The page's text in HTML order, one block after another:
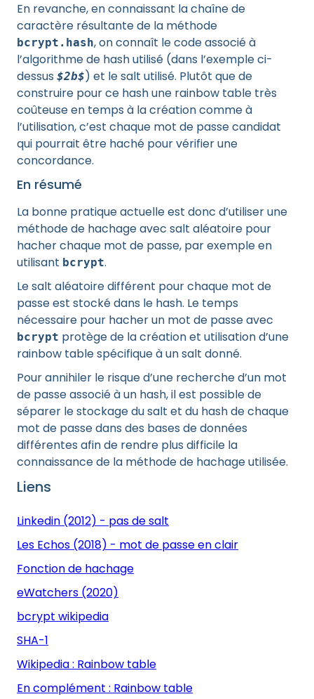
En revanche, en connaissant la chaîne de
caractère résultante de la méthode
bcrypt.hash, on connaît le code associé à
l’algorithme de hash utilisé (dans l’exemple ci-
dessus $2b$) et le salt utilisé. Plutôt que de
construire pour ce hash une rainbow table très
coûteuse en temps à la création comme à
l’utilisation, c’est chaque mot de passe candidat
qui pourrait être haché pour vérifier une
concordance.
En résumé
La bonne pratique actuelle est donc d’utiliser une
méthode de hachage avec salt aléatoire pour
hacher chaque mot de passe, par exemple en
utilisant bcrypt.
Le salt aléatoire différent pour chaque mot de
passe est stocké dans le hash. Le temps
nécessaire pour hacher un mot de passe avec
bcrypt protège de la création et utilisation d’une
rainbow table spécifique à un salt donné.
Pour annihiler le risque d’une recherche d’un mot
de passe associé à un hash, il est possible de
séparer le stockage du salt et du hash de chaque
mot de passe dans des bases de données
différentes afin de rendre plus difficile la
connaissance de la méthode de hachage utilisée.
Liens
Linkedin (2012) - pas de salt
Les Echos (2018) - mot de passe en clair
Fonction de hachage
eWatchers (2020)
bcrypt wikipedia
SHA-1
Wikipedia : Rainbow table
En complément : Rainbow table